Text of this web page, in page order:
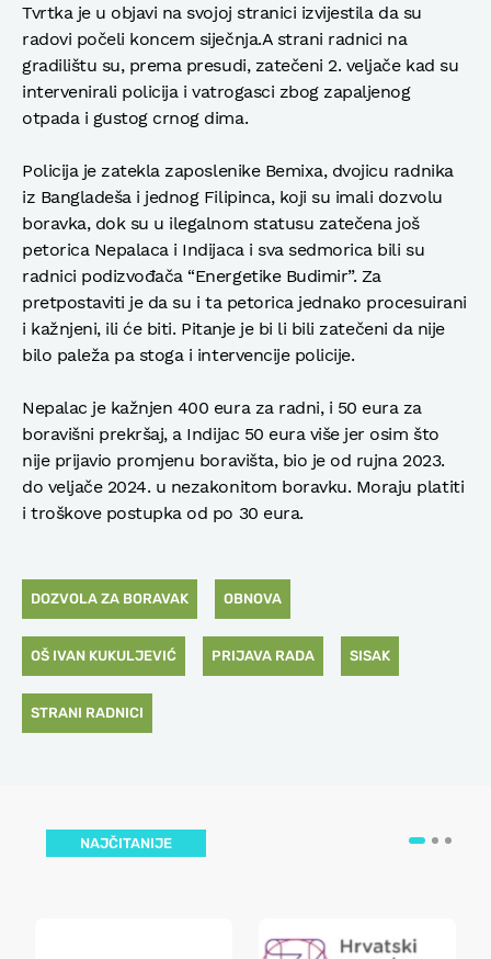
Tvrtka je u objavi na svojoj stranici izvijestila da su
radovi počeli koncem siječnja.A strani radnici na
gradilištu su, prema presudi, zatečeni 2. veljače kad su
intervenirali policija i vatrogasci zbog zapaljenog
otpada i gustog crnog dima.
Policija je zatekla zaposlenike Bemixa, dvojicu radnika
iz Bangladeša i jednog Filipinca, koji su imali dozvolu
boravka, dok su u ilegalnom statusu zatečena još
petorica Nepalaca i Indijaca i sva sedmorica bili su
radnici podizvođača “Energetike Budimir”. Za
pretpostaviti je da su i ta petorica jednako procesuirani
i kažnjeni, ili će biti. Pitanje je bi li bili zatečeni da nije
bilo paleža pa stoga i intervencije policije.
Nepalac je kažnjen 400 eura za radni, i 50 eura za
boravišni prekršaj, a Indijac 50 eura više jer osim što
nije prijavio promjenu boravišta, bio je od rujna 2023.
do veljače 2024. u nezakonitom boravku. Moraju platiti
i troškove postupka od po 30 eura.
DOZVOLA ZA BORAVAK OBNOVA
OŠ IVAN KUKULJEVIĆ PRIJAVA RADA SISAK
STRANI RADNICI
NAJČITANIJE